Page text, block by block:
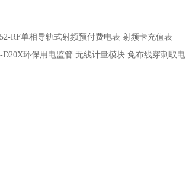
RF单相导轨式射频预付费电表 射频卡充值表
D20X环保用电监管 无线计量模块 免布线穿刺取电